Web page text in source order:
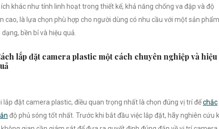
ích khác như tính linh hoạt trong thiết kế, khả năng chống va đập và độ
cao, là lựa chọn phù hợp cho người dùng có nhu cầu với một sản phẩm
dạng, bền bỉ và hiệu quả.
lắp đặt camera plastic một cách chuyên nghiệp và hiệu
lắp đặt camera plastic, điều quan trọng nhất là chọn đúng vị trí đểchắc
độ phủ sóng tốt nhất. Trước khi bắt đầu việc lắp đặt, hãy nghiên cứu